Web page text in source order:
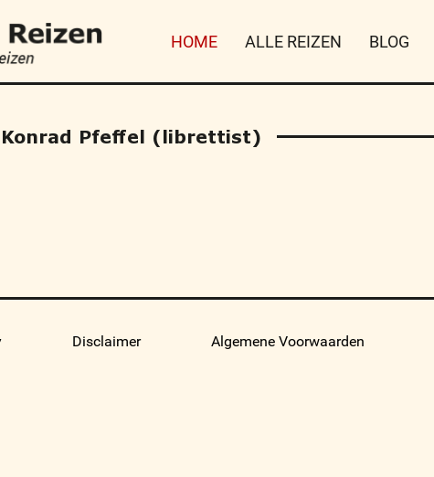
HOME ALLE REIZEN BLOG
Pfeffel (librettist)
Disclaimer Algemene Voorwaarden